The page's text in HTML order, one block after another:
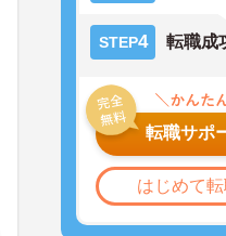
STEP4 転職成
転職サポ
はじめて